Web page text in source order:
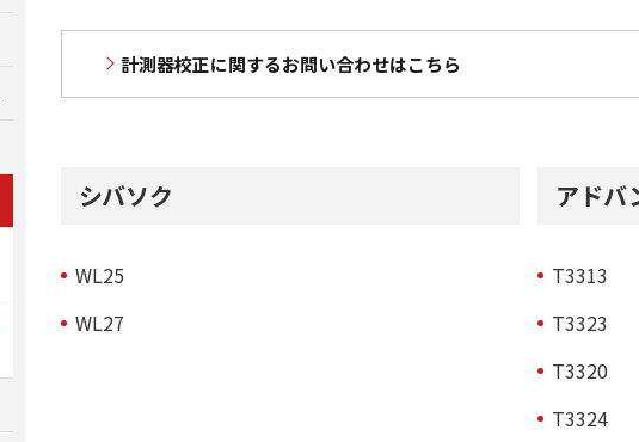
計測器校正に関するお問い合わせはこちら
シバソク
WL25
WL27
アドバ
T3313
T3323
T3320
T3324